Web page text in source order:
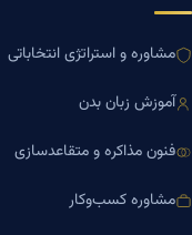
مشاوره و استراتژی انتخاباتی
آموزش زبان بدن
فنون مذاکره و متقاعدسازی
مشاوره کسب‌وکار